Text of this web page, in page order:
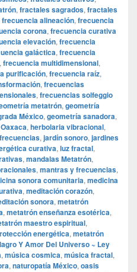
, fractales sagrados, fractales
frecuencia alineación, frecuencia
corona, frecuencia curativa
elevación, frecuencia
galáctica, frecuencia
, frecuencia multidimensional,
purificación, frecuencia raíz,
, frecuencias
, frecuencias solfeggio
metatrón, geometría
México, geometría sanadora,
, herbolaria vibracional,
, jardín sonoro, jardines
curativa, luz fractal,
, mandalas Metatrón,
, mantras y frecuencias,
sonora comunitaria, medicina
, meditación corazón,
sonora, metatrón
, metatrón enseñanza esotérica,
maestro espiritual,
energética, metatrón
Y Amor Del Universo ~ Ley
, música cosmica, música fractal,
, naturopatía México, oasis